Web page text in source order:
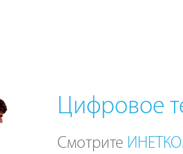
Цифровое
Смотрите